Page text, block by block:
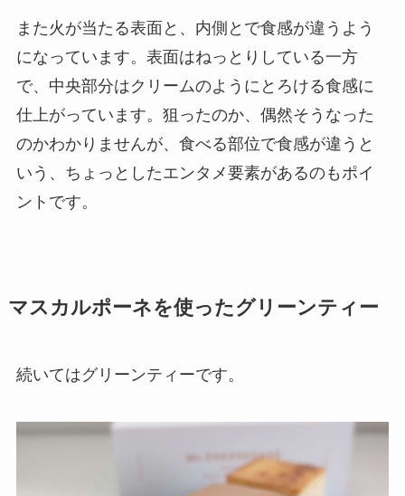
また火が当たる表面と、内側とで食感が違うよう
になっています。表面はねっとりしている一方
で、中央部分はクリームのようにとろける食感に
仕上がっています。狙ったのか、偶然そうなった
のかわかりませんが、食べる部位で食感が違うと
いう、ちょっとしたエンタメ要素があるのもポイ
ントです。
マスカルポーネを使った グリーンティー
続いてはグリーンティーです。